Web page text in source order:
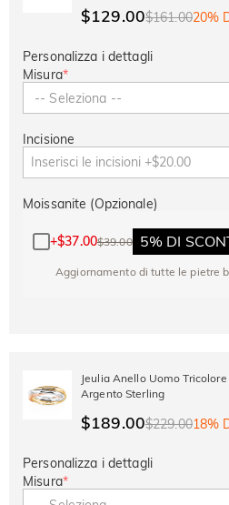
$129.00$161.0020%
Personalizza i dettagli
Misura*
-- Seleziona --
Incisione
Moissanite (Opzionale)
+$37.00$39.00 5% DI
Aggiornamento di tutte le pietre
Jeulia Anello Uomo
Argento Sterling
$189.00$229.0018%
Personalizza i dettagli
Misura*